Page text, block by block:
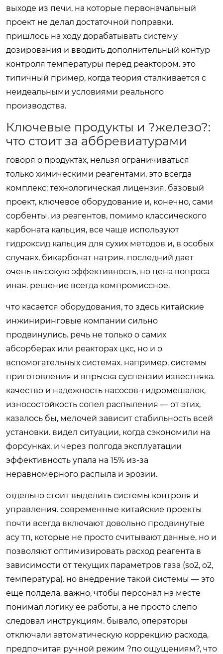
выходе из печи, на которые первоначальный
проект не делал достаточной поправки.
пришлось на ходу дорабатывать систему
дозирования и вводить дополнительный контур
контроля температуры перед реактором. это
типичный пример, когда теория сталкивается с
неидеальными условиями реального
производства.
Ключевые продукты и ?железо?:
что стоит за аббревиатурами
говоря о продуктах, нельзя ограничиваться
только химическими реагентами. это всегда
комплекс: технологическая лицензия, базовый
проект, ключевое оборудование и, конечно, сами
сорбенты. из реагентов, помимо классического
карбоната кальция, все чаще используют
гидроксид кальция для сухих методов и, в особых
случаях, бикарбонат натрия. последний дает
очень высокую эффективность, но цена вопроса
иная. решение всегда компромиссное.
что касается оборудования, то здесь китайские
инжиниринговые компании сильно
продвинулись. речь не только о самих
абсорберах или реакторах цкс, но и о
вспомогательных системах. например, системы
приготовления и впрыска суспензии известняка.
качество и надежность насосов-гидромешалок,
износостойкость сопел распыления — от этих,
казалось бы, мелочей зависит стабильность всей
установки. видел ситуации, когда сэкономили на
форсунках, и через полгода эксплуатации
эффективность упала на 15% из-за
неравномерного распыла и эрозии.
отдельно стоит выделить системы контроля и
управления. современные китайские проекты
почти всегда включают довольно продвинутые
асу тп, которые не просто считывают данные, но и
позволяют оптимизировать расход реагента в
зависимости от текущих параметров газа (so2, o2,
температура). но внедрение такой системы — это
еще полдела. важно, чтобы персонал на месте
понимал логику ее работы, а не просто слепо
следовал инструкциям. бывало, операторы
отключали автоматическую коррекцию расхода,
предпочитая ручной режим ?по ощущениям?, что